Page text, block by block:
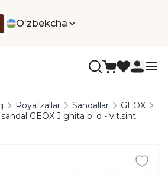
Oʻzbekcha
Poyafzallar Sandallar
GEOX
GEOX J ghita b. d - vit.sint.